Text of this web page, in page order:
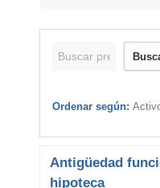
Ordenar según:
Antigüedad
hipoteca